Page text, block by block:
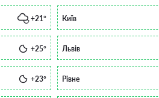
+21° Київ
+25° Львів
+23° Рівне